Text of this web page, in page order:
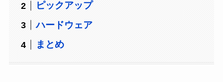
ピックアップ
ハードウェア
まとめ